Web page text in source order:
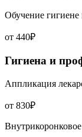
Обучение гигиене
от 440₽
Гигиена и
Аппликация
от 830₽